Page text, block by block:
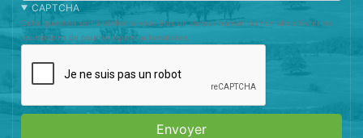
CAPTCHA
Cette question sert à vérifier si vous êtes un visiteur humain ou non afin d'éviter les
soumissions de pourriel (spam) automatisées.